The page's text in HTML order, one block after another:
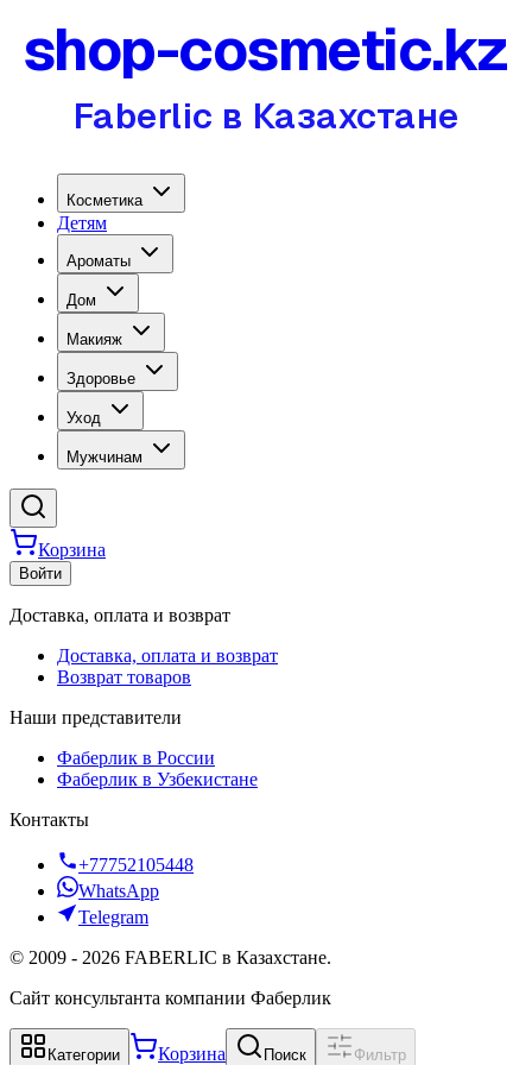
shop-cosmetic.kz
Faberlic в Казахстане
Косметика
Детям
Ароматы
Дом
Макияж
Здоровье
Уход
Мужчинам
Корзина
Войти
Доставка, оплата и возврат
Доставка, оплата и возврат
Возврат товаров
Наши представители
Фаберлик в России
Фаберлик в Узбекистане
Контакты
+77752105448
WhatsApp
Telegram
© 2009 - 2026 FABERLIC в Казахстане.
Сайт консультанта компании Фаберлик
Категории Корзина Поиск Фильтр